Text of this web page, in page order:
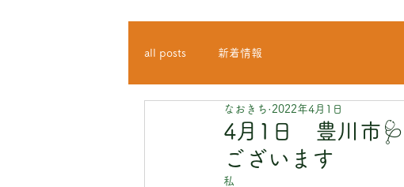
all posts 新着情報
4月1日 豊川市🩺
ございます
なおきち 2022年4月1日
私